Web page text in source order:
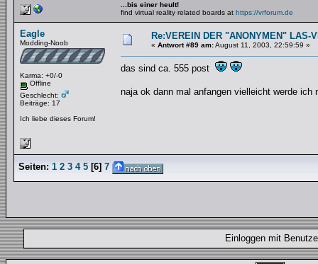
...bis einer heult!
find virtual reality related boards at https://vrforum.de
Eagle
Modding-Noob
Karma: +0/-0
Offline
Geschlecht:
Beiträge: 17
Ich liebe dieses Forum!
Re:VEREIN DER "ANONYMEN" LAS-
« Antwort #89 am:August 11, 2003, 22:59:59 »
das sind ca. 555 post
naja ok dann mal anfangen vielleicht werde
Seiten: 1 2 3 4 5 [6] 7
Einloggen mit